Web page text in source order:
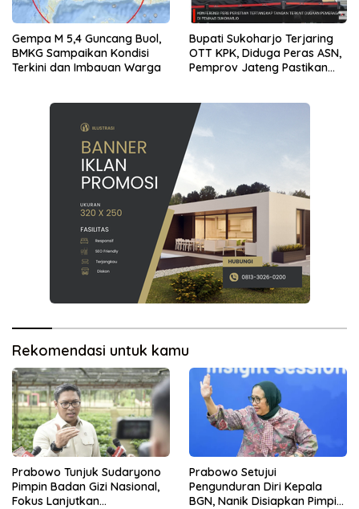
Gempa M 5,4 Guncang Buol,
BMKG Sampaikan Kondisi
Terkini dan Imbauan Warga
Bupati Sukoharjo Terjaring
OTT KPK, Diduga Peras ASN,
Pemprov Jateng Pastikan
Rekomendasi untuk kamu
Prabowo Tunjuk Sudaryono
Pimpin Badan Gizi Nasional,
Fokus Lanjutkan
Prabowo Setujui
Pengunduran Diri Kepala
BGN, Nanik Disiapkan Pimpin